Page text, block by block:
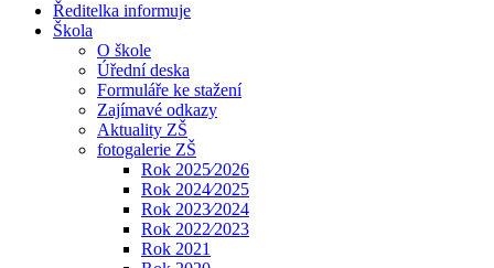
Ředitelka informuje
Škola
O škole
Úřední deska
Formuláře ke stažení
Zajímavé odkazy
Aktuality ZŠ
fotogalerie ZŠ
Rok 2025⁄2026
Rok 2024⁄2025
Rok 2023⁄2024
Rok 2022⁄2023
Rok 2021